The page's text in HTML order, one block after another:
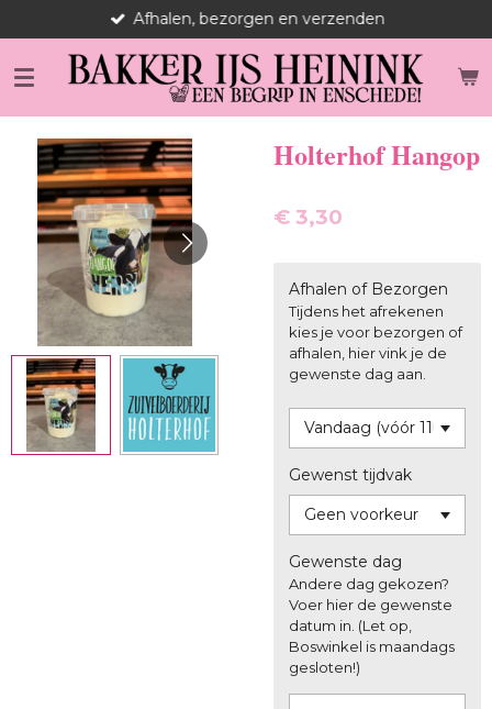
direct
naar
de
hoofdinhoud
Afhalen, bezorgen en verzenden
Holterhof Hangop
€ 3,30
Afhalen of Bezorgen
Tijdens het afrekenen
kies je voor bezorgen of
afhalen, hier vink je de
gewenste dag aan.
Gewenst tijdvak
Gewenste dag
Andere dag gekozen?
Voer hier de gewenste
datum in. (Let op,
Boswinkel is maandags
gesloten!)